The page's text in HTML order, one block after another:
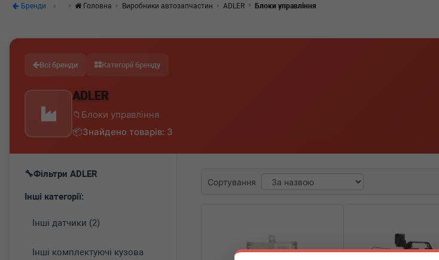
Бренди Головна Виробники автозапчастин ADLER Блоки управління
Всі бренди Категорії бренду
ADLER
Блоки управління
Знайдено товарів: 3
Фільтри ADLER
Інші категорії:
Інші датчики (2)
Інші комплектуючі кузова
Сортування